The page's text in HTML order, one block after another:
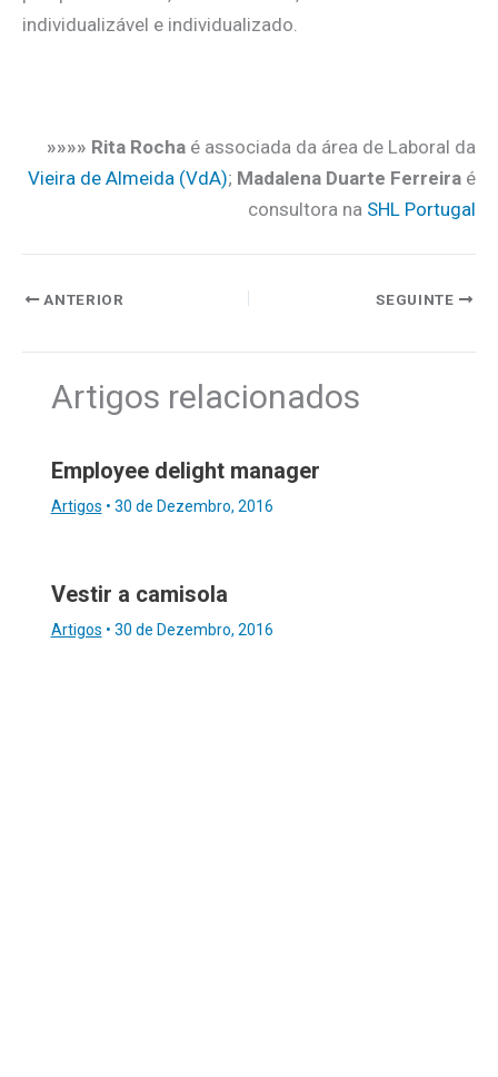
individualizável e individualizado.
»»»» Rita Rocha é associada da área de Laboral da
Vieira de Almeida (VdA); Madalena Duarte Ferreira é
consultora na SHL Portugal
ANTERIOR SEGUINTE
Artigos relacionados
Employee delight manager
Artigos • 30 de Dezembro, 2016
Vestir a camisola
Artigos • 30 de Dezembro, 2016